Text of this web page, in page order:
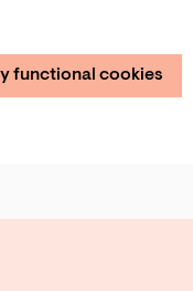
functional cookies